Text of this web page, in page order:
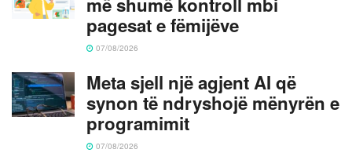
pagesat e fëmijëve
07/08/2026
Meta sjell një agjent AI që
synon të ndryshojë mënyrën e
programimit
07/08/2026